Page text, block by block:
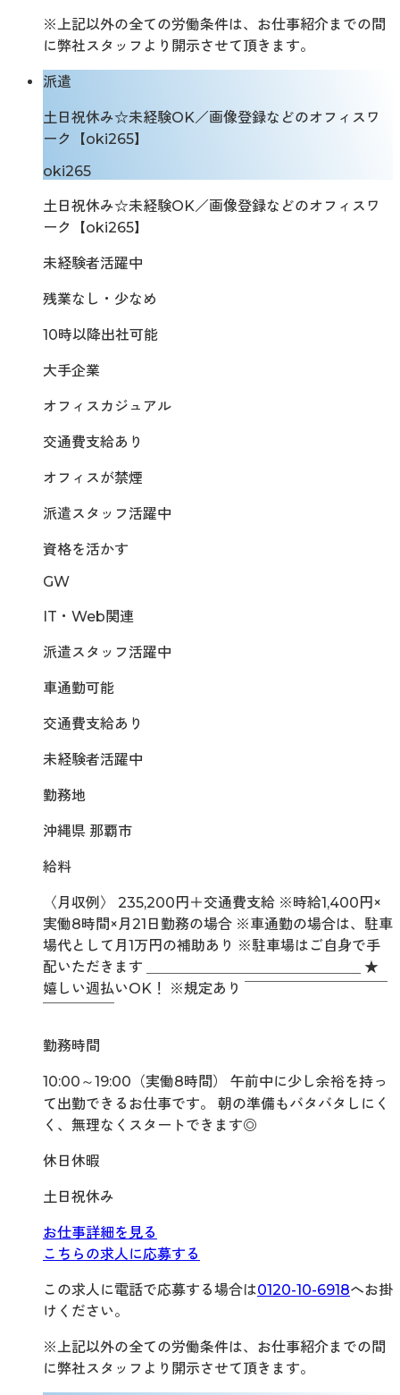
※上記以外の全ての労働条件は、お仕事紹介までの間
に弊社スタッフより開示させて頂きます。
派遣
土日祝休み☆未経験OK／画像登録などのオフィスワ
ーク【oki265】
oki265
土日祝休み☆未経験OK／画像登録などのオフィスワ
ーク【oki265】
未経験者活躍中
残業なし・少なめ
10時以降出社可能
大手企業
オフィスカジュアル
交通費支給あり
オフィスが禁煙
派遣スタッフ活躍中
資格を活かす
GW
IT・Web関連
派遣スタッフ活躍中
車通勤可能
交通費支給あり
未経験者活躍中
勤務地
沖縄県 那覇市
給料
〈月収例〉 235,200円＋交通費支給 ※時給1,400円×
実働8時間×月21日勤務の場合 ※車通勤の場合は、駐車
場代として月1万円の補助あり ※駐車場はご自身で手
配いただきます ＿＿＿＿＿＿＿＿＿＿＿＿＿＿＿ ★
嬉しい週払いOK！ ※規定あり ￣￣￣￣￣￣￣￣￣￣
勤務時間
10:00～19:00（実働8時間） 午前中に少し余裕を持っ
て出勤できるお仕事です。 朝の準備もバタバタしにく
く、無理なくスタートできます◎
休日休暇
土日祝休み
お仕事詳細を見る
こちらの求人に応募する
この求人に電話で応募する場合は0120-10-6918へお掛
けください。
※上記以外の全ての労働条件は、お仕事紹介までの間
に弊社スタッフより開示させて頂きます。